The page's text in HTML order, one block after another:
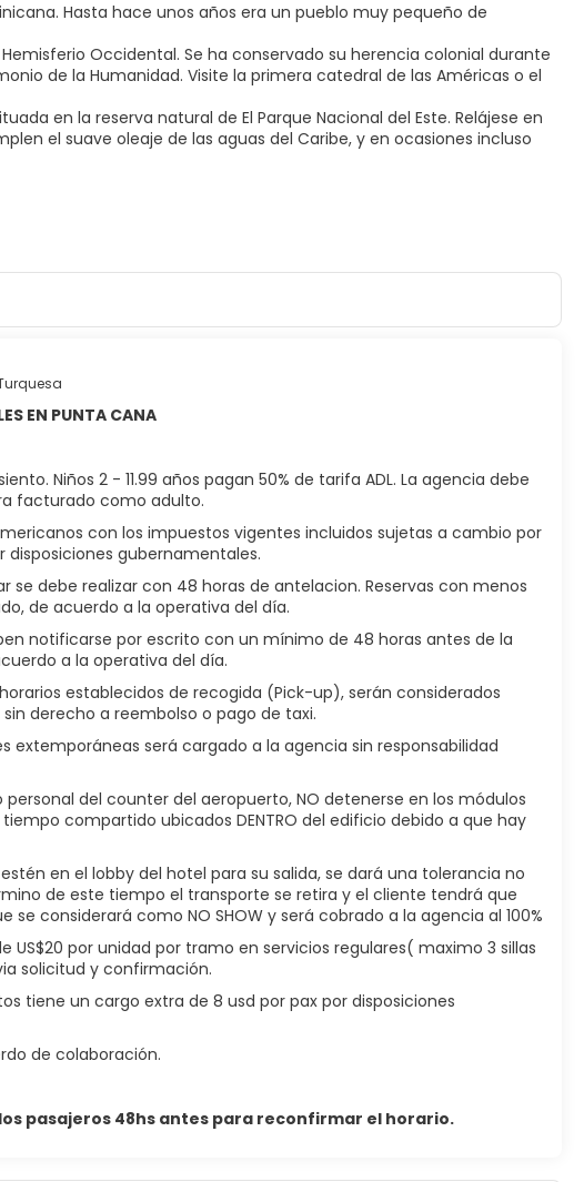
Hasta hace unos años era un pueblo muy pequeño de
Occidental. Se ha conservado su herencia colonial durante
de la Humanidad. Visite la primera catedral de las Américas o el
en la reserva natural de El Parque Nacional del Este. Relájese en
el suave oleaje de las aguas del Caribe, y en ocasiones incluso
EN PUNTA CANA
Niños 2 - 11.99 años pagan 50% de tarifa ADL. La agencia debe
facturado como adulto.
con los impuestos vigentes incluidos sujetas a cambio por
gubernamentales.
se debe realizar con 48 horas de antelacion. Reservas con menos
de acuerdo a la operativa del día.
notificarse por escrito con un mínimo de 48 horas antes de la
a la operativa del día.
establecidos de recogida (Pick-up), serán considerados
derecho a reembolso o pago de taxi.
será cargado a la agencia sin responsabilidad
del counter del aeropuerto, NO detenerse en los módulos
compartido ubicados DENTRO del edificio debido a que hay
en el lobby del hotel para su salida, se dará una tolerancia no
de este tiempo el transporte se retira y el cliente tendrá que
considerará como NO SHOW y será cobrado a la agencia al 100%
US$20 por unidad por tramo en servicios regulares( maximo 3 sillas
solicitud y confirmación.
tiene un cargo extra de 8 usd por pax por disposiciones
de colaboración.
pasajeros 48hs antes para reconfirmar el horario.